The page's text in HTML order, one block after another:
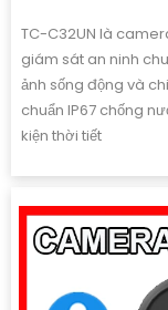
TC-C32UN là
giám sát an ninh
ảnh sống động và
chuẩn IP67 chống
kiện thời tiết